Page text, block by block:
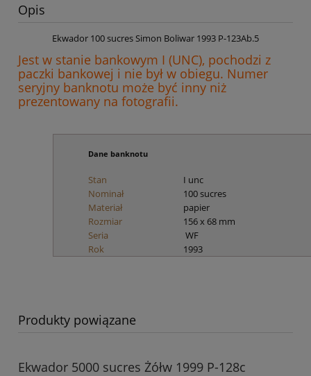
Opis
Ekwador 100 sucres Simon Boliwar 1993 P-123Ab.5
Jest w stanie bankowym I (UNC), pochodzi z
paczki bankowej i nie był w obiegu. Numer
seryjny banknotu może być inny niż
prezentowany na fotografii.
Dane banknotu
Stan
I unc
Nominał
100 sucres
Materiał
papier
Rozmiar
156 x 68 mm
Seria
WF
Rok
1993
Produkty powiązane
Ekwador 5000 sucres Żółw 1999 P-128c